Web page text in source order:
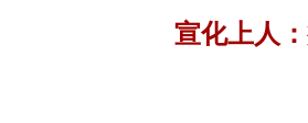
宣化上人